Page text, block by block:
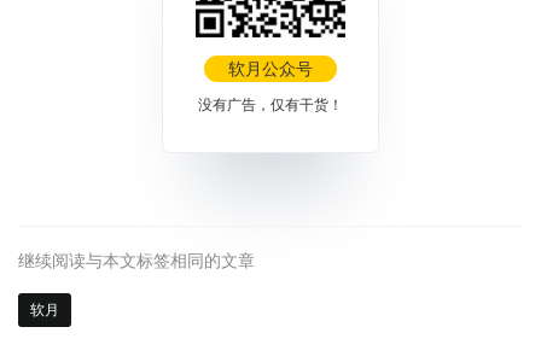
软月公众号
没有广告，仅有干货！
继续阅读与本文标签相同的文章
软月